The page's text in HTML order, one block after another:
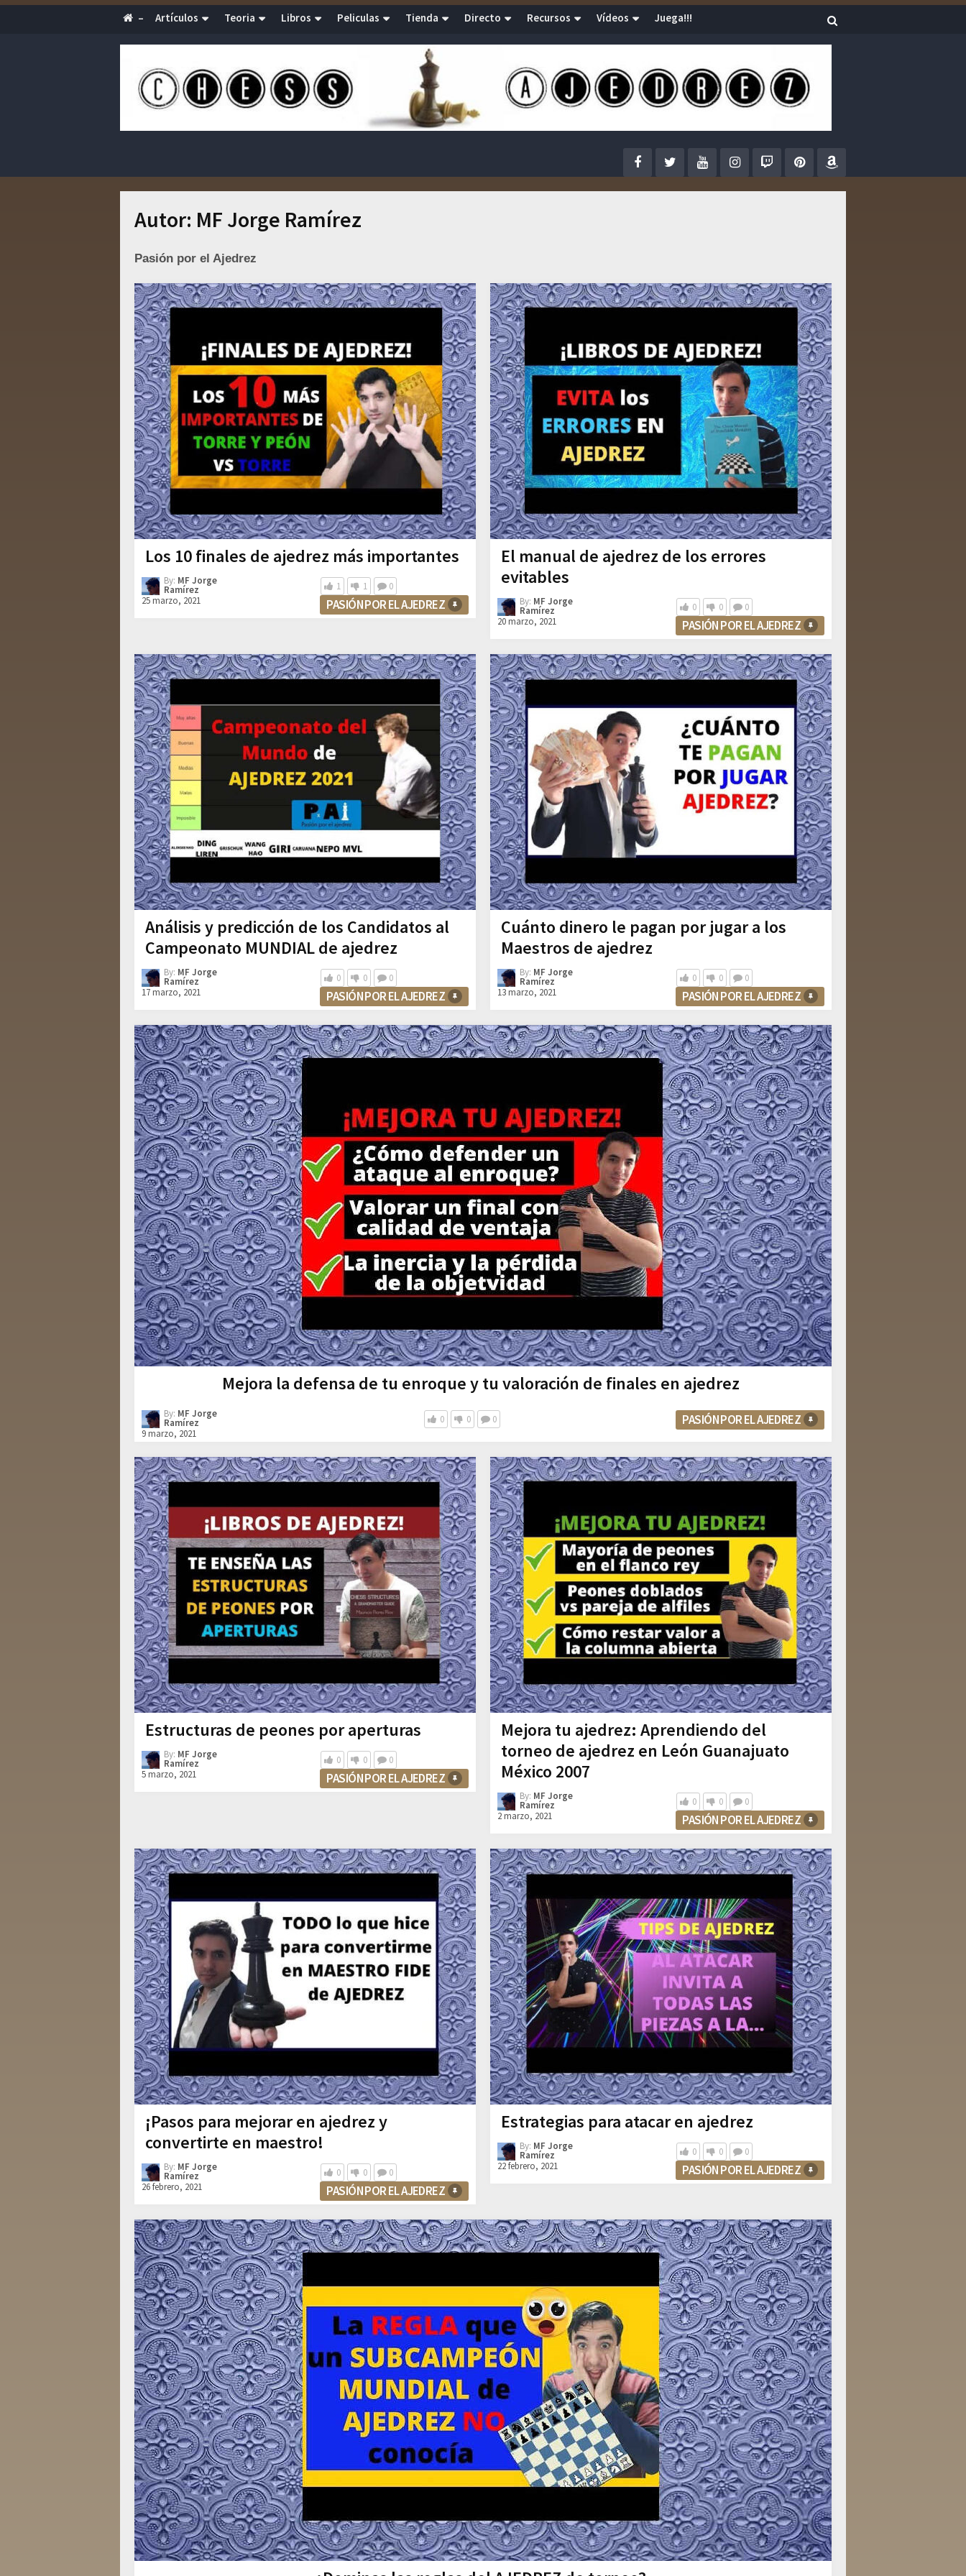
– Artículos Teoria Libros Peliculas Tienda Directo Recursos Vídeos Juega!!!
Autor: MF Jorge Ramírez
Pasión por el Ajedrez
Los 10 finales de ajedrez más importantes
By: MF Jorge
Ramírez
25 marzo, 2021
1 1 0
PASIÓN POR EL AJEDREZ
El manual de ajedrez de los errores
evitables
By: MF Jorge
Ramírez
20 marzo, 2021
0 0 0
PASIÓN POR EL AJEDREZ
Análisis y predicción de los Candidatos al
Campeonato MUNDIAL de ajedrez
By: MF Jorge
Ramírez
17 marzo, 2021
0 0 0
PASIÓN POR EL AJEDREZ
Cuánto dinero le pagan por jugar a los
Maestros de ajedrez
By: MF Jorge
Ramírez
13 marzo, 2021
0 0 0
PASIÓN POR EL AJEDREZ
Mejora la defensa de tu enroque y tu valoración de finales en ajedrez
By: MF Jorge
Ramírez
9 marzo, 2021
0 0 0 PASIÓN POR EL AJEDREZ
Estructuras de peones por aperturas
By: MF Jorge
Ramírez
5 marzo, 2021
0 0 0
PASIÓN POR EL AJEDREZ
Mejora tu ajedrez: Aprendiendo del
torneo de ajedrez en León Guanajuato
México 2007
By: MF Jorge
Ramírez
2 marzo, 2021
0 0 0
PASIÓN POR EL AJEDREZ
¡Pasos para mejorar en ajedrez y
convertirte en maestro!
By: MF Jorge
Ramírez
26 febrero, 2021
0 0 0
PASIÓN POR EL AJEDREZ
Estrategias para atacar en ajedrez
By: MF Jorge
Ramírez
22 febrero, 2021
0 0 0
PASIÓN POR EL AJEDREZ